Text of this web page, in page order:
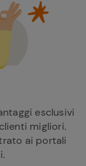
esclusivi
migliori.
ai portali